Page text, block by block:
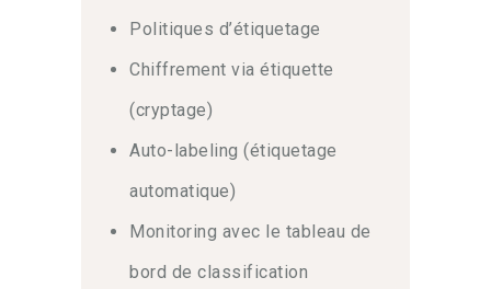
Politiques d’étiquetage
Chiffrement via étiquette
(cryptage)
Auto-labeling (étiquetage
automatique)
Monitoring avec le tableau de
bord de classification